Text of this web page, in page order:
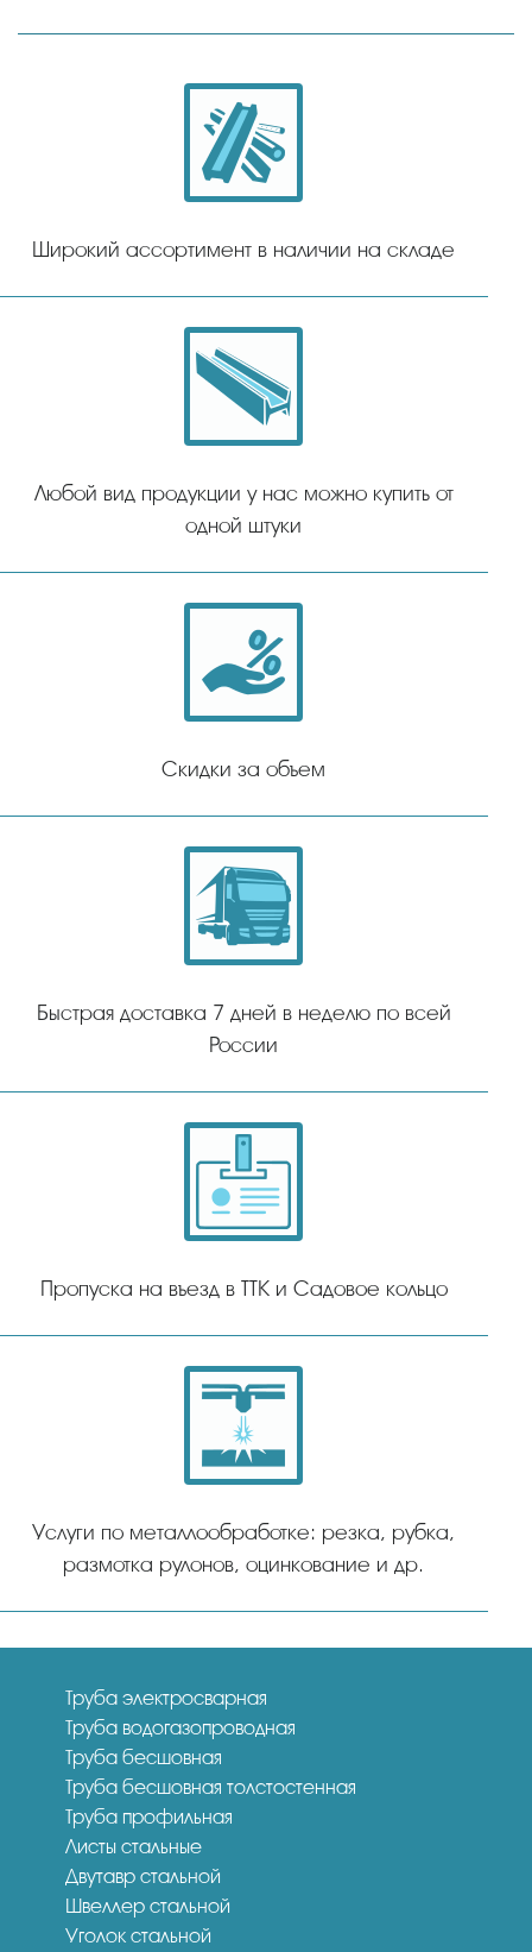
Широкий ассортимент в наличии на складе
Любой вид продукции у нас можно купить от
одной штуки
Скидки за объем
Быстрая доставка 7 дней в неделю по всей
России
Пропуска на въезд в ТТК и Садовое кольцо
Услуги по металлообработке: резка, рубка,
размотка рулонов, оцинкование и др.
Труба электросварная
Труба водогазопроводная
Труба бесшовная
Труба бесшовная толстостенная
Труба профильная
Листы стальные
Двутавр стальной
Швеллер стальной
Уголок стальной